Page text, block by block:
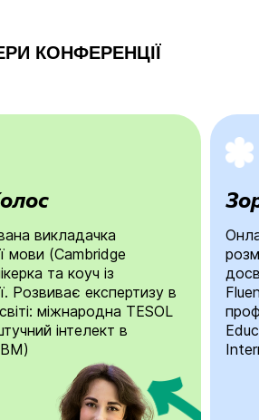
КОНФЕРЕНЦІЇ
викладачка
мови (Cambridge
та коуч із
Розвиває експертизу в
міжнародна TESOL
інтелект в